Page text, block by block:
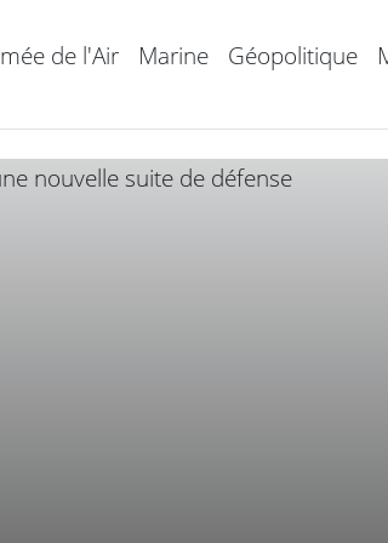
de l'Air Marine Géopolitique